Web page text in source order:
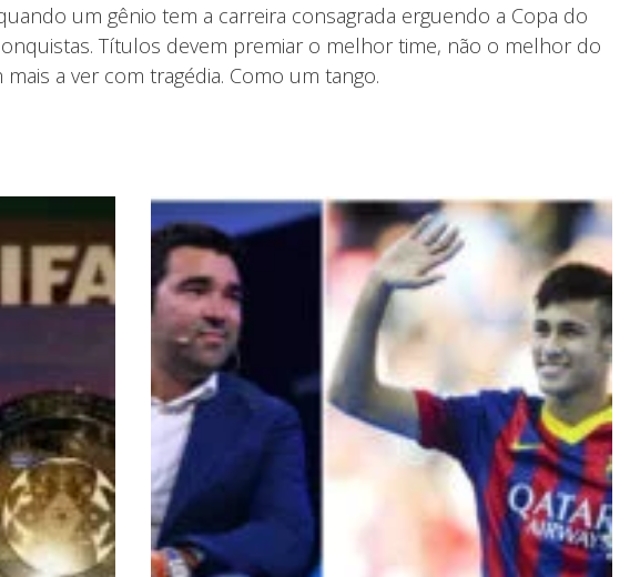
um gênio tem a carreira consagrada erguendo a Copa do
Títulos devem premiar o melhor time, não o melhor do
a ver com tragédia. Como um tango.